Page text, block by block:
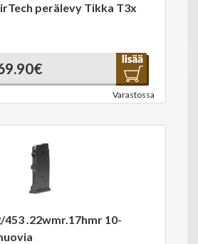
perälevy Tikka T3x
Varastossa
453 .22wmr.17hmr 10-